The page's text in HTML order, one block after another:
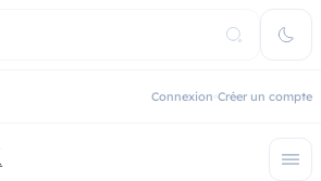
Connexion Créer un compte